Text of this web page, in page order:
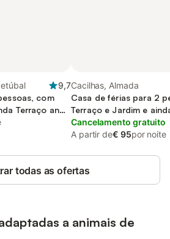
9,7
com
Terraço and
Cacilhas, Almada
Casa de férias para 2
Terraço e Jardim e
Vista
Cancelamento gratuito
A partir de€ 95por noite
todas as ofertas
a animais de